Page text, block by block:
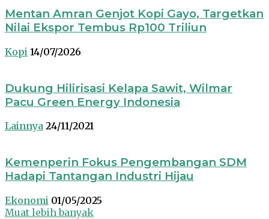
Mentan Amran Genjot Kopi Gayo, Targetkan
Nilai Ekspor Tembus Rp100 Triliun
Kopi 14/07/2026
Dukung Hilirisasi Kelapa Sawit, Wilmar
Pacu Green Energy Indonesia
Lainnya 24/11/2021
Kemenperin Fokus Pengembangan SDM
Hadapi Tantangan Industri Hijau
Ekonomi 01/05/2025
Muat lebih banyak